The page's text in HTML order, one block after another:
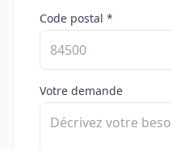
Code postal *
Votre demande